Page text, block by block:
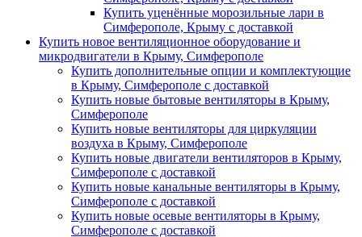
Купить уценённые морозильные лари в
Симферополе, Крыму с доставкой
Купить новое вентиляционное оборудование и
микродвигатели в Крыму, Симферополе
Купить дополнительные опции и комплектующие
в Крыму, Симферополе с доставкой
Купить новые бытовые вентиляторы в Крыму,
Симферополе
Купить новые вентиляторы для циркуляции
воздуха в Крыму, Симферополе
Купить новые двигатели вентиляторов в Крыму,
Симферополе с доставкой
Купить новые канальные вентиляторы в Крыму,
Симферополе с доставкой
Купить новые осевые вентиляторы в Крыму,
Симферополе с доставкой